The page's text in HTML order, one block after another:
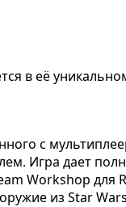
в её
с
Игра дает
Workshop
из Star